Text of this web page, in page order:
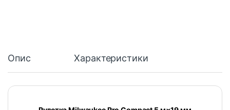
Опис Характеристики